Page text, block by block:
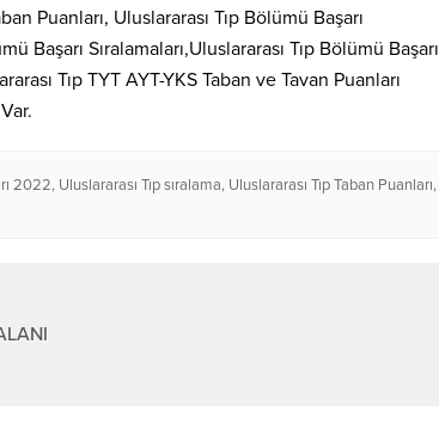
Puanları, Uluslararası Tıp Bölümü Başarı
Başarı Sıralamaları,Uluslararası Tıp Bölümü Başarı
Tıp TYT AYT-YKS Taban ve Tavan Puanları
2022, Uluslararası Tıp sıralama, Uluslararası Tıp Taban Puanları,